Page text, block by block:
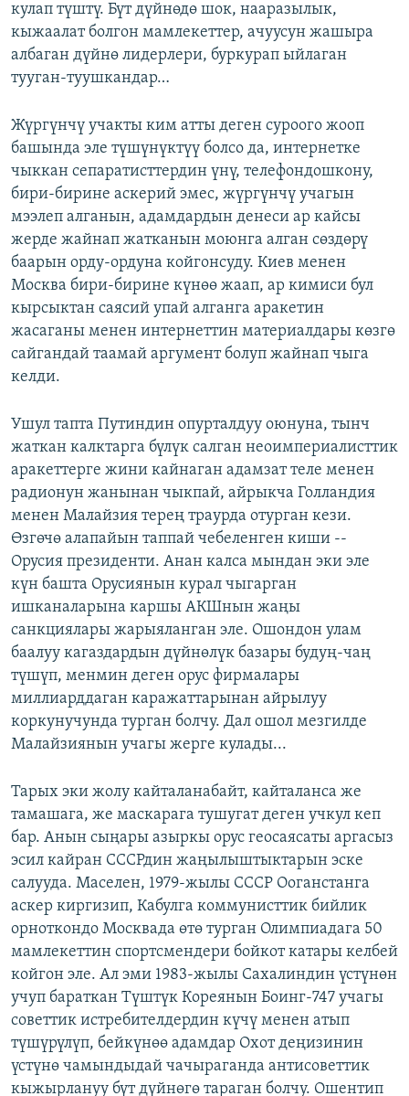
кулап түштү. Бүт дүйнөдө шок, нааразылык,
кыжаалат болгон мамлекеттер, ачуусун жашыра
албаган дүйнө лидерлери, буркурап ыйлаган
тууган-туушкандар…
Жүргүнчү учакты ким атты деген суроого жооп
башында эле түшүнүктүү болсо да, интернетке
чыккан сепаратисттердин үнү, телефондошкону,
бири-бирине аскерий эмес, жүргүнчү учагын
мээлеп алганын, адамдардын денеси ар кайсы
жерде жайнап жатканын моюнга алган сөздөрү
баарын орду-ордуна койгонсуду. Киев менен
Москва бири-бирине күнөө жаап, ар кимиси бул
кырсыктан саясий упай алганга аракетин
жасаганы менен интернеттин материалдары көзгө
сайгандай таамай аргумент болуп жайнап чыга
келди.
Ушул тапта Путиндин опурталдуу оюнуна, тынч
жаткан калктарга бүлүк салган неоимпериалисттик
аракеттерге жини кайнаган адамзат теле менен
радионун жанынан чыкпай, айрыкча Голландия
менен Малайзия терең траурда отурган кези.
Өзгөчө алапайын таппай чебеленген киши --
Орусия президенти. Анан калса мындан эки эле
күн башта Орусиянын курал чыгарган
ишканаларына каршы АКШнын жаңы
санкциялары жарыяланган эле. Ошондон улам
баалуу кагаздардын дүйнөлүк базары будуң-чаң
түшүп, менмин деген орус фирмалары
миллиарддаган каражаттарынан айрылуу
коркунучунда турган болчу. Дал ошол мезгилде
Малайзиянын учагы жерге кулады...
Тарых эки жолу кайталанабайт, кайталанса же
тамашага, же маскарага тушугат деген учкул кеп
бар. Анын сыңары азыркы орус геосаясаты аргасыз
эсил кайран СССРдин жаңылыштыктарын эске
салууда. Маселен, 1979-жылы СССР Ооганстанга
аскер киргизип, Кабулга коммунисттик бийлик
орноткондо Москвада өтө турган Олимпиадага 50
мамлекеттин спортсмендери бойкот катары келбей
койгон эле. Ал эми 1983-жылы Сахалиндин үстүнөн
учуп бараткан Түштүк Кореянын Боинг-747 учагы
советтик истребителдердин күчү менен атып
түшүрүлүп, бейкүнөө адамдар Охот деңизинин
үстүнө чамындыдай чачыраганда антисоветтик
кыжырлануу бүт дүйнөгө тараган болчу. Ошентип